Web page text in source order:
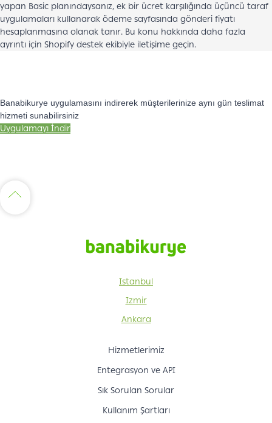
yapan Basic planındaysanız, ek bir ücret karşılığında üçüncü taraf
uygulamaları kullanarak ödeme sayfasında gönderi fiyatı
hesaplanmasına olanak tanır. Bu konu hakkında daha fazla
ayrıntı için Shopify destek ekibiyle iletişime geçin.
Banabikurye uygulamasını indirerek müşterilerinize aynı gün teslimat
hizmeti sunabilirsiniz
Uygulamayı İndir
Istanbul
Izmir
Ankara
Hizmetlerimiz
Entegrasyon ve API
Sık Sorulan Sorular
Kullanım Şartları